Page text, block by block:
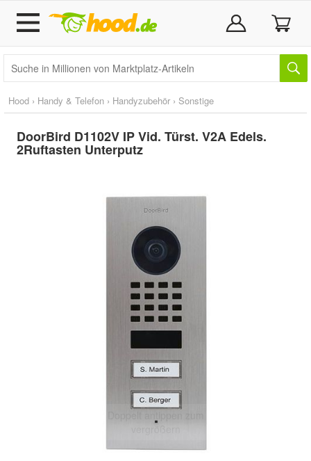
Hood › Handy & Telefon › Handyzubehör › Sonstige
DoorBird D1102V IP Vid. Türst. V2A Edels.
2Ruftasten Unterputz